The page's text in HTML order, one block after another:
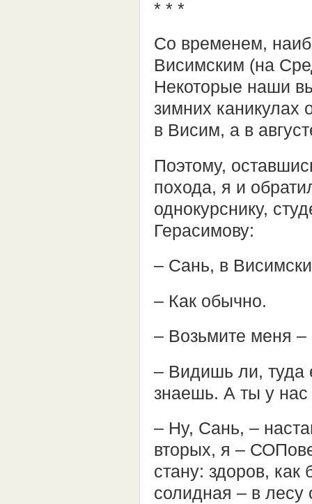
* * *
Со временем,
Висимским (на
Некоторые наши
зимних каникулах
в Висим, а в
Поэтому,
похода, я и
однокурснику,
Герасимову:
– Сань, в
– Как обычно.
– Возьмите меня –
– Видишь ли, туда
знаешь. А ты у нас
– Ну, Сань, –
вторых, я –
стану: здоров, как
солидная – в лесу